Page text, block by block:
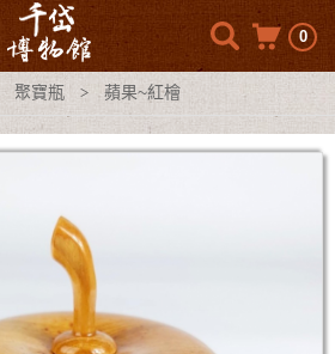
0
聚寶瓶 > 蘋果~紅檜